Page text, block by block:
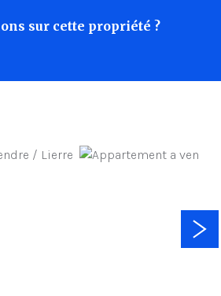
sur cette propriété ?